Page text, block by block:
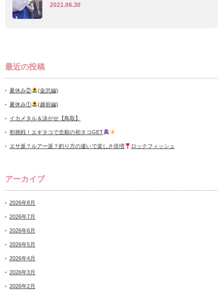
2021.06.30
最近の投稿
夏休み② (金沢編)
夏休み① (越前編)
イカメタル＆泳がせ【鳥取】
初挑戦！エギタコで念願の初タコGET
エサ派？ルアー派？釣り方の違いで楽しさ倍増 ロックフィッシュ
アーカイブ
2026年8月
2026年7月
2026年6月
2026年5月
2026年4月
2026年3月
2026年2月